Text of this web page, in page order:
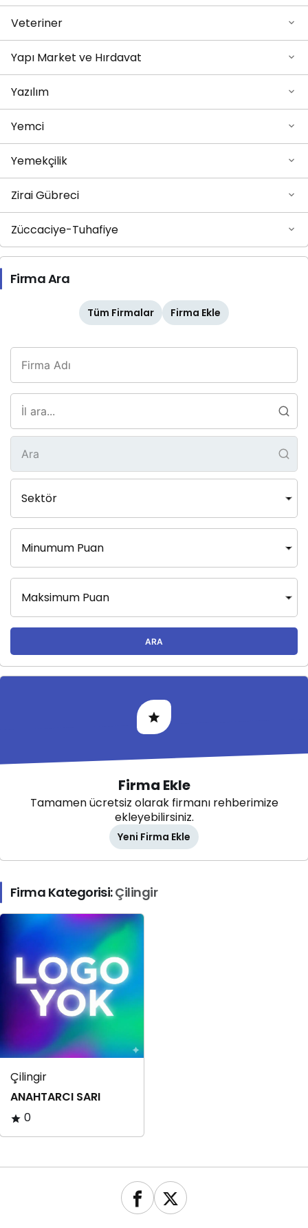
Veteriner
Yapı Market ve Hırdavat
Yazılım
Yemci
Yemekçilik
Zirai Gübreci
Züccaciye-Tuhafiye
Firma Ara
Tüm Firmalar Firma Ekle
ARA
Firma Ekle
Tamamen ücretsiz olarak firmanı rehberimize
ekleyebilirsiniz.
Yeni Firma Ekle
Firma Kategorisi:Çilingir
Çilingir
ANAHTARCI SARI
0